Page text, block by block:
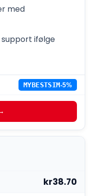
med
ifølge
MYBESTSIM-5%
kr38.70